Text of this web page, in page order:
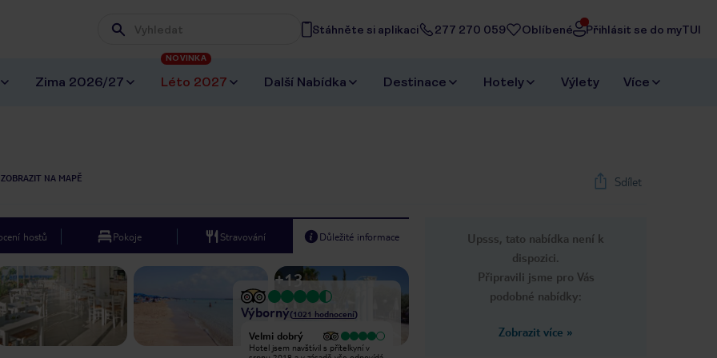
Wpisz frazę, której szukasz
Stáhněte si aplikaci 277 270 059 Oblíbené Přihlásit se do myTUI
Zima 2026/27 Léto 2027
NOVINKA
Další Nabídka Destinace Hotely Výlety Více
ZOBRAZIT NA MAPĚ Sdílet
Upsss, tato nabídka není k
dispozici.
Připravili jsme pro Vás
podobné nabídky:
Zobrazit více »
hostů Pokoje Stravování Důležité informace
Next slide
1/ 19
+13
Výborný(1021 hodnocení)
Vyjímečný
Náš první čas na Kypru byl v hotelu
Velmi dobrý
Hotel jsem navštívil s přítelkyní v
Vyjímečný